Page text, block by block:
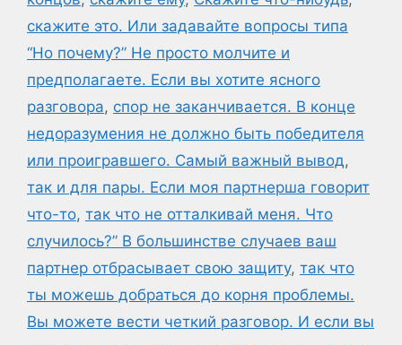
скажите это. Или задавайте вопросы типа
“Но почему?” Не просто молчите и
предполагаете. Если вы хотите ясного
разговора, спор не заканчивается. В конце
недоразумения не должно быть победителя
или проигравшего. Самый важный вывод,
так и для пары. Если моя партнерша говорит
что-то, так что не отталкивай меня. Что
случилось?” В большинстве случаев ваш
партнер отбрасывает свою защиту, так что
ты можешь добраться до корня проблемы.
Вы можете вести четкий разговор. И если вы